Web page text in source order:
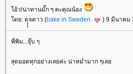
อ้ว!น่าทานมั๊ก ๆ คะคุณน้อง
ดย: ดุุุุจดาว (bake in Sweden ) 9 มีนาคม
พี่พิม...จุ๊บ ๆ
สุดยอดทุกอย่างเลยค่ะ น่าหม่ำมาก ๆเล